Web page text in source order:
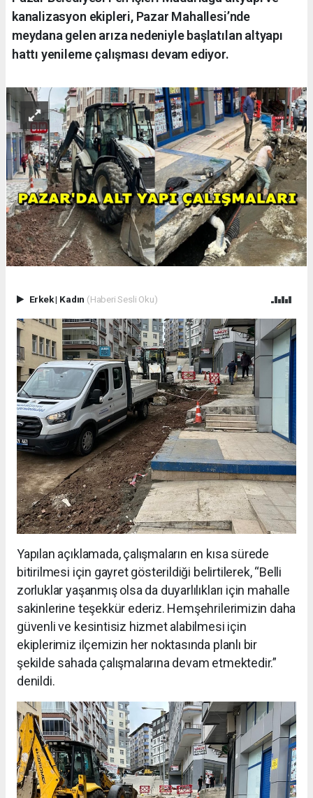
kanalizasyon ekipleri, Pazar Mahallesi’nde
meydana gelen arıza nedeniyle başlatılan altyapı
hattı yenileme çalışması devam ediyor.
Erkek| Kadın (Haberi Sesli Oku)
Yapılan açıklamada, çalışmaların en kısa sürede
bitirilmesi için gayret gösterildiği belirtilerek, “Belli
zorluklar yaşanmış olsa da duyarlılıkları için mahalle
sakinlerine teşekkür ederiz. Hemşehrilerimizin daha
güvenli ve kesintisiz hizmet alabilmesi için
ekiplerimiz ilçemizin her noktasında planlı bir
şekilde sahada çalışmalarına devam etmektedir.”
denildi.